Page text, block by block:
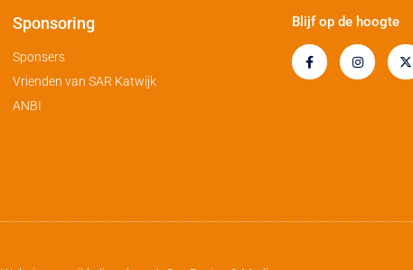
Sponsoring
Sponsers
Vrienden van SAR Katwijk
ANBI
Blijf op de hoogte